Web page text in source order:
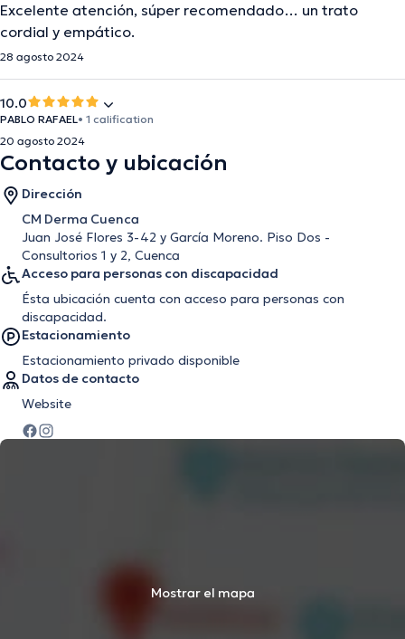
Excelente atención, súper recomendado… un trato
cordial y empático.
28 agosto 2024
10.0
PABLO RAFAEL• 1 calification
20 agosto 2024
Contacto y ubicación
Dirección
CM Derma Cuenca
Juan José Flores 3-42 y García Moreno. Piso Dos -
Consultorios 1 y 2, Cuenca
Acceso para personas con discapacidad
Ésta ubicación cuenta con acceso para personas con
discapacidad.
Estacionamiento
Estacionamiento privado disponible
Datos de contacto
Website
Mostrar el mapa